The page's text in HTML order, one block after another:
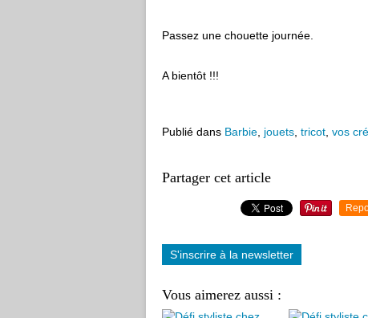
Passez une chouette journée.
A bientôt !!!
Publié dans Barbie jouets tricot vos
Partager cet article
S'inscrire à la newsletter
Vous aimerez aussi :